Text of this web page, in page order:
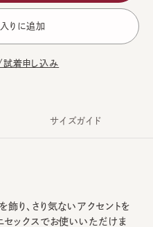
りに追加
着申し込み
り、さり気ないアクセントを
セックスでお使いいただけま
サイズガイド